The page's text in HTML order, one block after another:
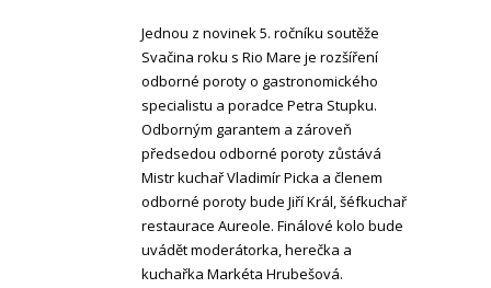
Jednou z novinek 5. ročníku soutěže
Svačina roku s Rio Mare je rozšíření
odborné poroty o gastronomického
specialistu a poradce Petra Stupku.
Odborným garantem a zároveň
předsedou odborné poroty zůstává
Mistr kuchař Vladimír Picka a členem
odborné poroty bude Jiří Král, šéfkuchař
restaurace Aureole. Finálové kolo bude
uvádět moderátorka, herečka a
kuchařka Markéta Hrubešová.